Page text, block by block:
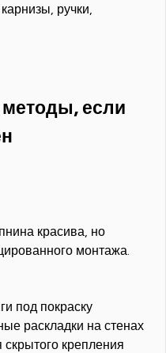
ручки,
если
красива, но
монтажа.
под покраску
раскладки на стенах
крепления